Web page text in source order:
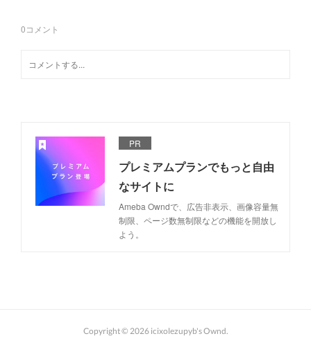
0コメント
PR
プレミアムプランでもっと自由
なサイトに
Ameba Owndで、広告非表示、画像容量無
制限、ページ数無制限などの機能を開放し
よう。
Copyright © 2026 icixolezupyb's Ownd.